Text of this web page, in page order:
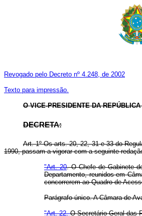
Revogado pelo Decreto nº 4.248, de 2002
Texto para impressão.
O VICE-PRESIDENTE DA REPÚBLICA
DECRETA:
Art. 1º Os arts. 20, 22, 31 e 33 do
1990, passam a vigorar com a seguinte
"Art. 20. O Chefe de Gabinete
Departamento, reunidos em
concorrerem ao Quadro de
Parágrafo único. A Câmara de
"Art. 22.O Secretário-Geral das